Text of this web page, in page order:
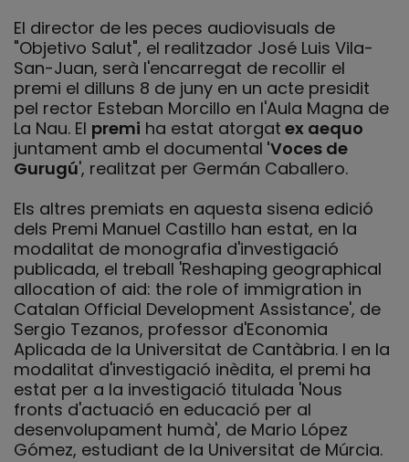
El director de les peces audiovisuals de
"Objetivo Salut", el realitzador José Luis Vila-
San-Juan, serà l'encarregat de recollir el
premi el dilluns 8 de juny en un acte presidit
pel rector Esteban Morcillo en l'Aula Magna de
La Nau. El premi ha estat atorgat ex aequo
juntament amb el documental 'Voces de
Gurugú', realitzat per Germán Caballero.
Els altres premiats en aquesta sisena edició
dels Premi Manuel Castillo han estat, en la
modalitat de monografia d'investigació
publicada, el treball 'Reshaping geographical
allocation of aid: the role of immigration in
Catalan Official Development Assistance', de
Sergio Tezanos, professor d'Economia
Aplicada de la Universitat de Cantàbria. I en la
modalitat d'investigació inèdita, el premi ha
estat per a la investigació titulada 'Nous
fronts d'actuació en educació per al
desenvolupament humà', de Mario López
Gómez, estudiant de la Universitat de Múrcia.